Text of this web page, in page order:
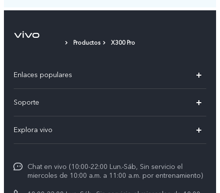
Productos X300 Pro
Enlaces populares
V60 Lite 5G
Y21d
Y38 5G
Soporte
Funtouch OS
Autenticación de IMEI
Explora vivo
La vida en vivo
Acerca de nosotros
Chat en vivo (10:00-22:00 Lun.-Sáb, Sin servicio el
miercoles de 10:00 a.m. a 11:00 a.m. por entrenamiento)